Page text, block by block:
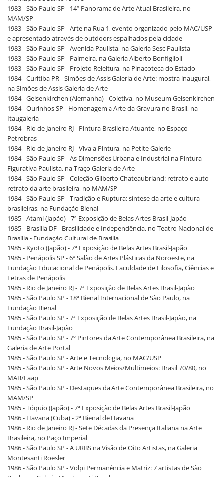
1983 - São Paulo SP - 14º Panorama de Arte Atual Brasileira, no
MAM/SP
1983 - São Paulo SP - Arte na Rua 1, evento organizado pelo MAC/USP
e apresentado através de outdoors espalhados pela cidade
1983 - São Paulo SP - Avenida Paulista, na Galeria Sesc Paulista
1983 - São Paulo SP - Palmeira, na Galeria Alberto Bonfiglioli
1983 - São Paulo SP - Projeto Releitura, na Pinacoteca do Estado
1984 - Curitiba PR - Simões de Assis Galeria de Arte: mostra inaugural,
na Simões de Assis Galeria de Arte
1984 - Gelsenkirchen (Alemanha) - Coletiva, no Museum Gelsenkirchen
1984 - Ourinhos SP - Homenagem a Arte da Gravura no Brasil, na
Itaugaleria
1984 - Rio de Janeiro RJ - Pintura Brasileira Atuante, no Espaço
Petrobras
1984 - Rio de Janeiro RJ - Viva a Pintura, na Petite Galerie
1984 - São Paulo SP - As Dimensões Urbana e Industrial na Pintura
Figurativa Paulista, na Traço Galeria de Arte
1984 - São Paulo SP - Coleção Gilberto Chateaubriand: retrato e auto-
retrato da arte brasileira, no MAM/SP
1984 - São Paulo SP - Tradição e Ruptura: síntese da arte e cultura
brasileiras, na Fundação Bienal
1985 - Atami (Japão) - 7ª Exposição de Belas Artes Brasil-Japão
1985 - Brasília DF - Brasilidade e Independência, no Teatro Nacional de
Brasília - Fundação Cultural de Brasília
1985 - Kyoto (Japão) - 7ª Exposição de Belas Artes Brasil-Japão
1985 - Penápolis SP - 6º Salão de Artes Plásticas da Noroeste, na
Fundação Educacional de Penápolis. Faculdade de Filosofia, Ciências e
Letras de Penápolis
1985 - Rio de Janeiro RJ - 7ª Exposição de Belas Artes Brasil-Japão
1985 - São Paulo SP - 18ª Bienal Internacional de São Paulo, na
Fundação Bienal
1985 - São Paulo SP - 7ª Exposição de Belas Artes Brasil-Japão, na
Fundação Brasil-Japão
1985 - São Paulo SP - 7º Pintores da Arte Contemporânea Brasileira, na
Galeria de Arte Portal
1985 - São Paulo SP - Arte e Tecnologia, no MAC/USP
1985 - São Paulo SP - Arte Novos Meios/Multimeios: Brasil 70/80, no
MAB/Faap
1985 - São Paulo SP - Destaques da Arte Contemporânea Brasileira, no
MAM/SP
1985 - Tóquio (Japão) - 7ª Exposição de Belas Artes Brasil-Japão
1986 - Havana (Cuba) - 2ª Bienal de Havana
1986 - Rio de Janeiro RJ - Sete Décadas da Presença Italiana na Arte
Brasileira, no Paço Imperial
1986 - São Paulo SP - A URBS na Visão de Oito Artistas, na Galeria
Montesanti Roesler
1986 - São Paulo SP - Volpi Permanência e Matriz: 7 artistas de São